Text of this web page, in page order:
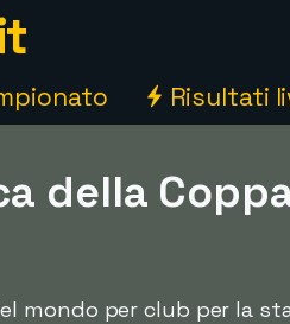
Risultati
della
mondo per club per la